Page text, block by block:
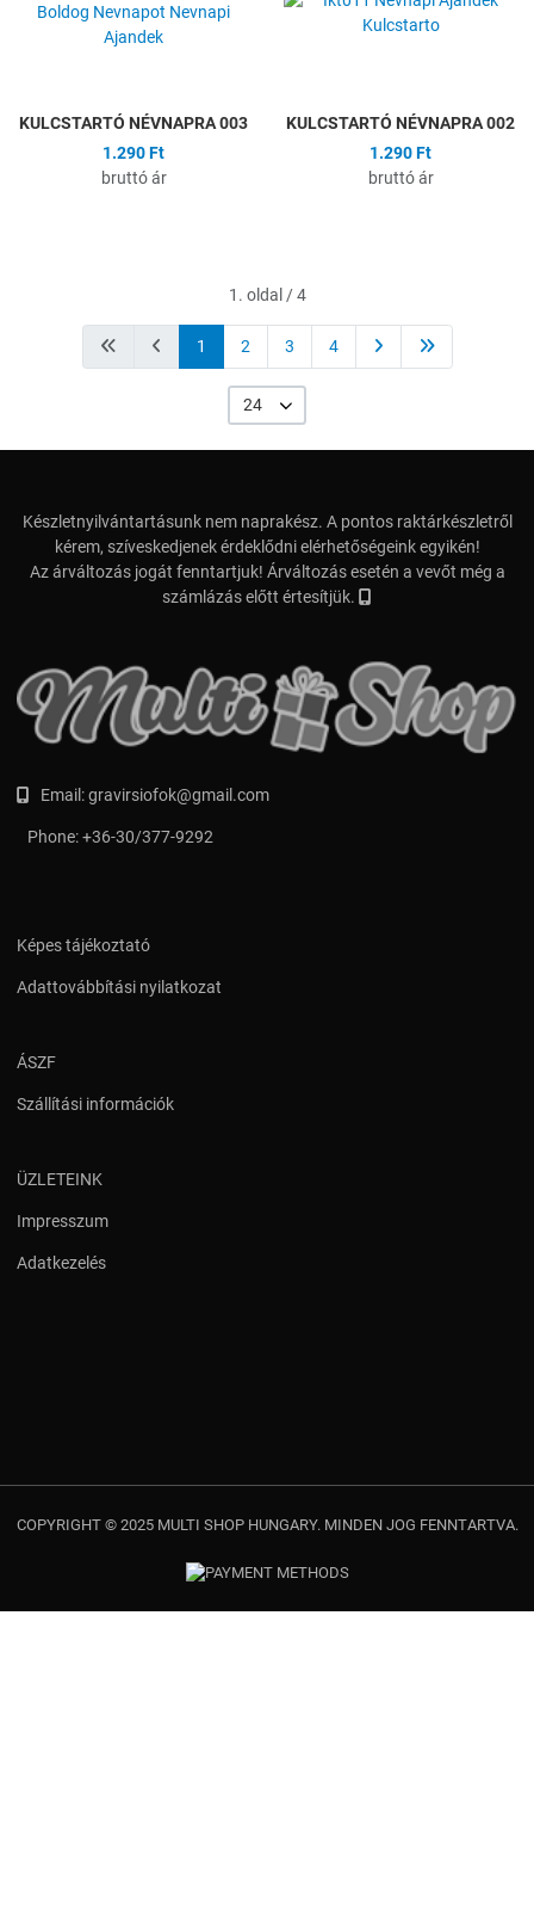
KULCSTARTÓ NÉVNAPRA 003
1.290 Ft
bruttó ár
KULCSTARTÓ NÉVNAPRA 002
1.290 Ft
bruttó ár
1. oldal / 4
1 2 3 4
24
Készletnyilvántartásunk nem naprakész. A pontos raktárkészletről
kérem, szíveskedjenek érdeklődni elérhetőségeink egyikén!
Az árváltozás jogát fenntartjuk! Árváltozás esetén a vevőt még a
számlázás előtt értesítjük.
Email:gravirsiofok@gmail.com
Phone:+36-30/377-9292
Képes tájékoztató
Adattovábbítási nyilatkozat
ÁSZF
Szállítási információk
ÜZLETEINK
Impresszum
Adatkezelés
COPYRIGHT © 2025 MULTI SHOP HUNGARY. MINDEN JOG FENNTARTVA.